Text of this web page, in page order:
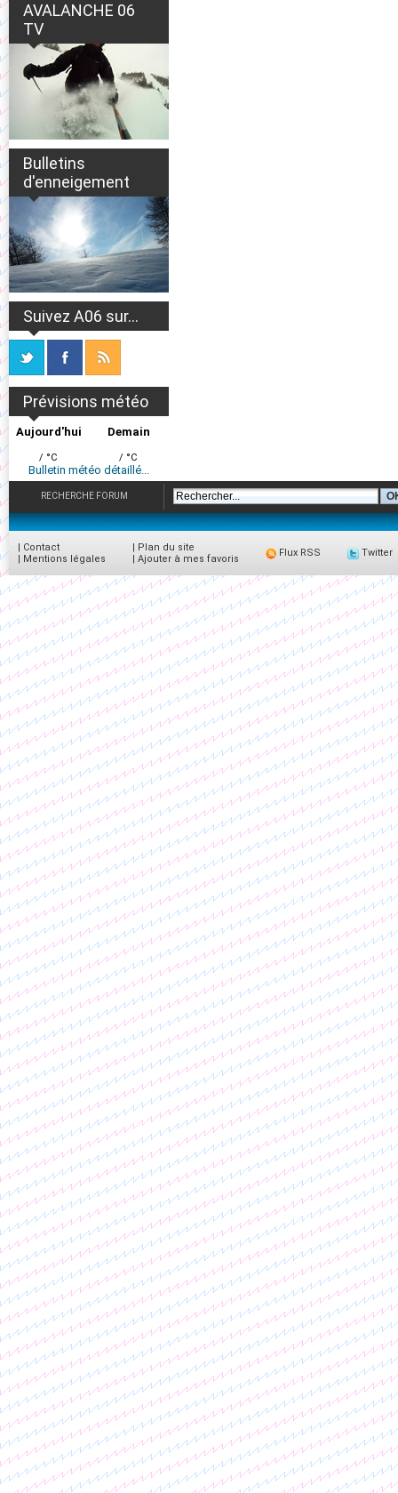
AVALANCHE 06
TV
Bulletins
d'enneigement
Suivez A06 sur...
Prévisions météo
Aujourd'hui
/ °C
Demain
/ °C
Bulletin météo détaillé...
RECHERCHE FORUM
| Contact
| Mentions légales
| Plan du site
| Ajouter à mes favoris
Flux RSS Twitter